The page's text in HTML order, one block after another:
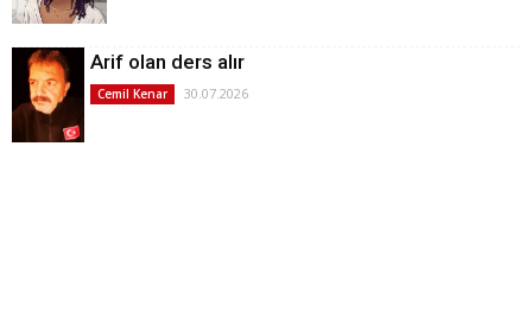
Arif olan ders alır
Cemil Kenar 30.07.2026